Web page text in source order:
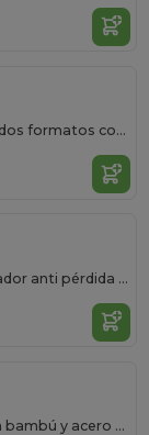
NOAH Llavero metálico en dos formatos con recubrimiento de cobre
DROPY Dispositivo localizador anti pérdida resistente al agua elaborado en ABS con llavero incluido
KRAUS Llavero realizado en bambú y acero en dos formatos